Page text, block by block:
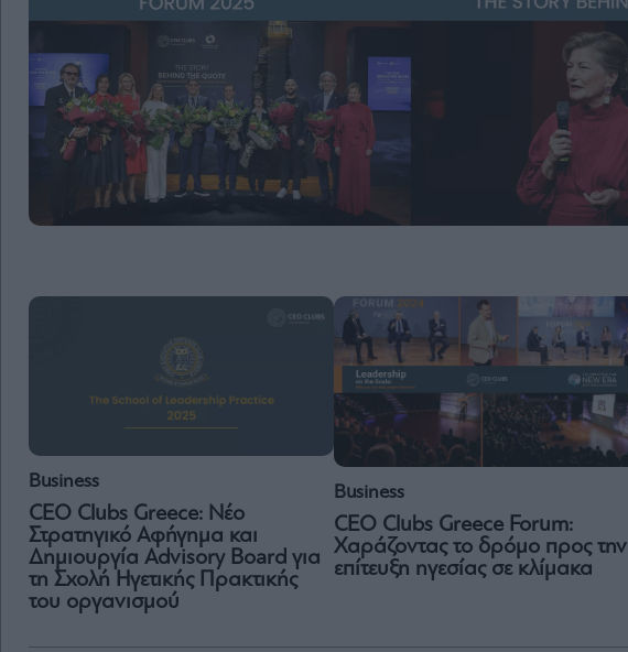
Business
CEO Clubs Greece: Νέο
Στρατηγικό Αφήγημα και
Δημιουργία Advisory Board για
τη Σχολή Ηγετικής Πρακτικής
του οργανισμού
Business
CEO Clubs Greece Forum:
Χαράζοντας το δρόμο προς την
επίτευξη ηγεσίας σε κλίμακα